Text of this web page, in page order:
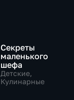
Секреты
маленького
шефа
Детские,
Кулинарные